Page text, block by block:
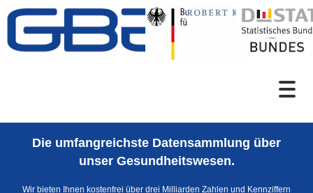
Zum Inhalt
Sprachumschaltung
Die umfangreichste Datensammlung über
unser Gesundheitswesen.
Wir bieten Ihnen kostenfrei über drei Milliarden Zahlen und Kennziffern